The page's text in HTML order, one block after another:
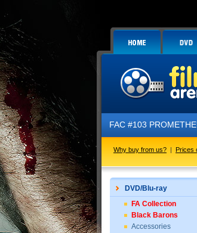
FAC #103 PROMETHEUS
Why buy from us? | Prices
DVD/Blu-ray
FA Collection
Black Barons
Accessories